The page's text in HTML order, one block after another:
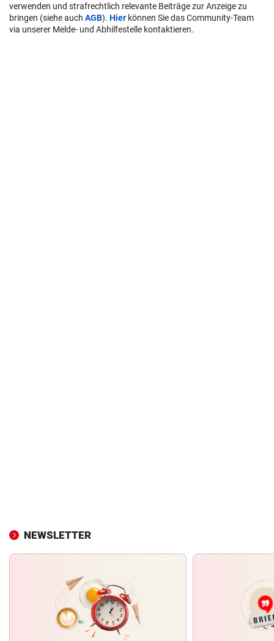
verwenden und strafrechtlich relevante Beiträge zur Anzeige zu
bringen (siehe auch AGB). Hier können Sie das Community-Team
via unserer Melde- und Abhilfestelle kontaktieren.
NEWSLETTER